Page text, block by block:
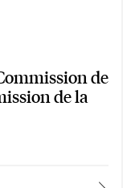
de
de la